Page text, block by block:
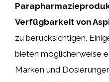
Verfügbarkeit von
zu berücksichtigen.
bieten möglicherweise
Marken und